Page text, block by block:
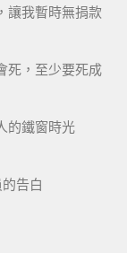
讓我暫時無捐款
死，至少要死成
的鐵窗時光
告白